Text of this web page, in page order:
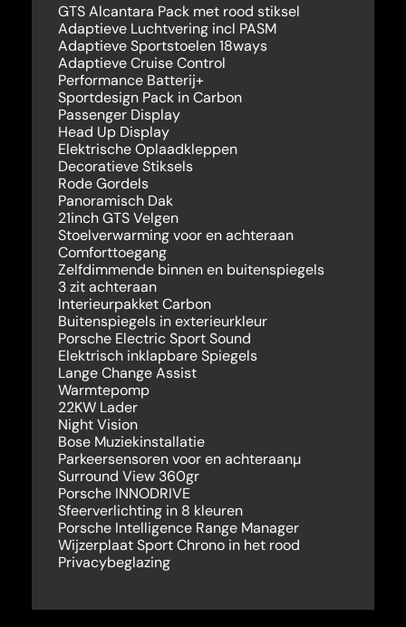
GTS Alcantara Pack met rood stiksel
Adaptieve Luchtvering incl PASM
Adaptieve Sportstoelen 18ways
Adaptieve Cruise Control
Performance Batterij+
Sportdesign Pack in Carbon
Passenger Display
Head Up Display
Elektrische Oplaadkleppen
Decoratieve Stiksels
Rode Gordels
Panoramisch Dak
21inch GTS Velgen
Stoelverwarming voor en achteraan
Comforttoegang
Zelfdimmende binnen en buitenspiegels
3 zit achteraan
Interieurpakket Carbon
Buitenspiegels in exterieurkleur
Porsche Electric Sport Sound
Elektrisch inklapbare Spiegels
Lange Change Assist
Warmtepomp
22KW Lader
Night Vision
Bose Muziekinstallatie
Parkeersensoren voor en achteraanµ
Surround View 360gr
Porsche INNODRIVE
Sfeerverlichting in 8 kleuren
Porsche Intelligence Range Manager
Wijzerplaat Sport Chrono in het rood
Privacybeglazing